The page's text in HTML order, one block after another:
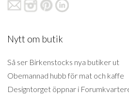
Nytt om butik
Så ser Birkenstocks nya butiker ut
Obemannad hubb för mat och kaffe
Designtorget öppnar i